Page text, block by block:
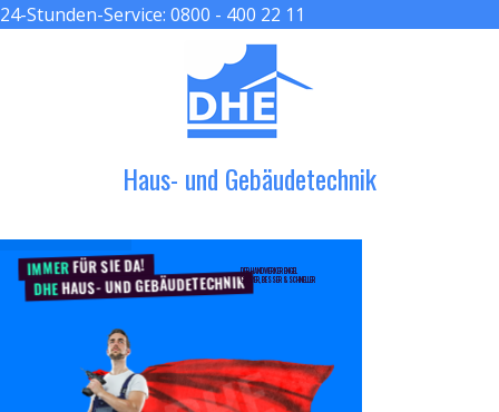
24-Stunden-Service: 0800 - 400 22 11
Haus- und Gebäudetechnik
IMMERFÜR SIE DA!
DHEHAUS- UND GEBÄUDETECHNIK
DER HANDWERKER ENGEL
GRÖßER, BESSER & SCHNELLER